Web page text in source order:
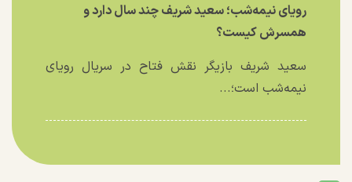
رویای نیمه‌شب؛ سعید شریف چند سال دارد و
همسرش کیست؟
سعید شریف بازیگر نقش فتاح در سریال رویای
نیمه‌شب است؛...